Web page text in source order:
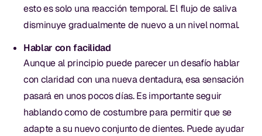
esto es solo una reacción temporal. El flujo de saliva
disminuye gradualmente de nuevo a un nivel normal.
Hablar con facilidad
Aunque al principio puede parecer un desafío hablar
con claridad con una nueva dentadura, esa sensación
pasará en unos pocos días. Es importante seguir
hablando como de costumbre para permitir que se
adapte a su nuevo conjunto de dientes. Puede ayudar